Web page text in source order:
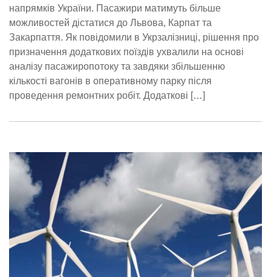
напрямків України. Пасажири матимуть більше
можливостей дістатися до Львова, Карпат та
Закарпаття. Як повідомили в Укрзалізниці, рішення про
призначення додаткових поїздів ухвалили на основі
аналізу пасажиропотоку та завдяки збільшенню
кількості вагонів в оперативному парку після
проведення ремонтних робіт. Додаткові […]